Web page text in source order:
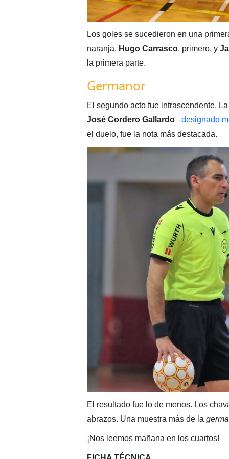
Los goles se sucedieron en una
naranja. Hugo Carrasco, primero, y
la primera parte.
Germanor
El segundo acto fue intrascendente.
José Cordero Gallardo–designado
el duelo, fue la nota más destacada.
El resultado fue lo de menos. Los
abrazos. Una muestra más de la
¡Nos leemos mañana en los cuartos!